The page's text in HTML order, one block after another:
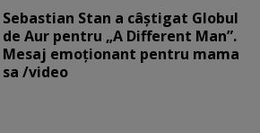
Sebastian Stan a câștigat Globul
de Aur pentru „A Different Man”.
Mesaj emoționant pentru mama
sa /video